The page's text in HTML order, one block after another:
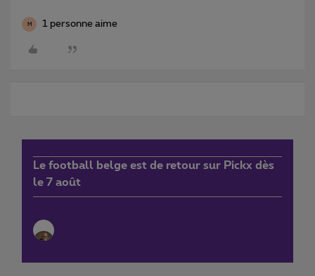
M 1 personne aime
Le football belge est de retour sur Pickx dès
le 7 août